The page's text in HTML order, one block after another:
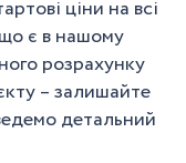
ціни на всі
є в нашому
розрахунку
– залишайте
детальний